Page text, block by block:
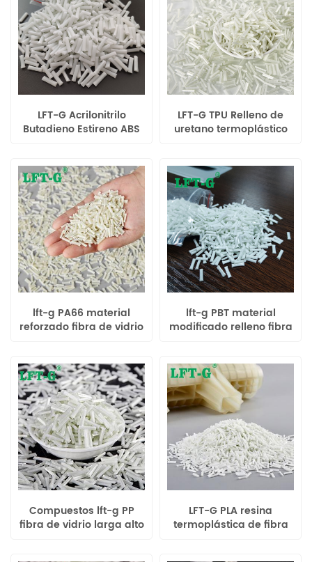
LFT-G Acrilonitrilo
Butadieno Estireno ABS
plástico modificado
12mm
LFT-G TPU Relleno de
uretano termoplástico
compuestos plásticos
de alto rendimiento
lft-g PA66 material
reforzado fibra de vidrio
modificado
lft-g PBT material
modificado relleno fibra
rendimiento uso
industrial
Compuestos lft-g PP
fibra de vidrio larga alto
LFT-G PLA resina
termoplástica de fibra